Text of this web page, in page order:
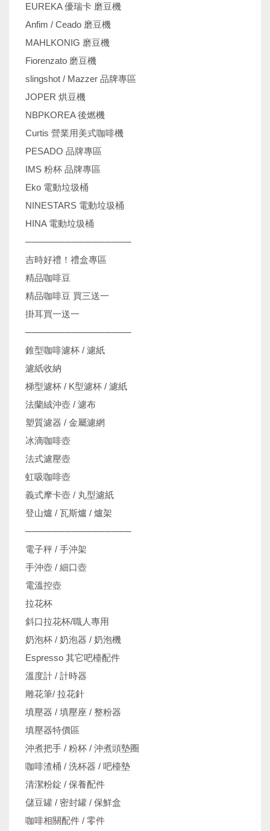
EUREKA 優瑞卡 磨豆機
Anfim / Ceado 磨豆機
MAHLKONIG 磨豆機
Fiorenzato 磨豆機
slingshot / Mazzer 品牌專區
JOPER 烘豆機
NBPKOREA 後燃機
Curtis 營業用美式咖啡機
PESADO 品牌專區
IMS 粉杯 品牌專區
Eko 電動垃圾桶
NINESTARS 電動垃圾桶
HINA 電動垃圾桶
────────────────
吉時好禮！禮盒專區
精品咖啡豆
精品咖啡豆 買三送一
掛耳買一送一
────────────────
錐型咖啡濾杯 / 濾紙
濾紙收納
梯型濾杯 / K型濾杯 / 濾紙
法蘭絨沖壺 / 濾布
塑質濾器 / 金屬濾網
冰滴咖啡壺
法式濾壓壺
虹吸咖啡壺
義式摩卡壺 / 丸型濾紙
登山爐 / 瓦斯爐 / 爐架
────────────────
電子秤 / 手沖架
手沖壺 / 細口壺
電溫控壺
拉花杯
斜口拉花杯/職人專用
奶泡杯 / 奶泡器 / 奶泡機
Espresso 其它吧檯配件
溫度計 / 計時器
雕花筆/ 拉花針
填壓器 / 填壓座 / 整粉器
填壓器特價區
沖煮把手 / 粉杯 / 沖煮頭墊圈
咖啡渣桶 / 洗杯器 / 吧檯墊
清潔粉錠 / 保養配件
儲豆罐 / 密封罐 / 保鮮盒
咖啡相關配件 / 零件